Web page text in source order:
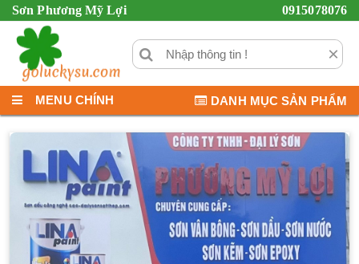
Sơn Phương Mỹ Lợi 0915078076
×
MENU CHÍNH DANH MỤC SẢN PHẨM